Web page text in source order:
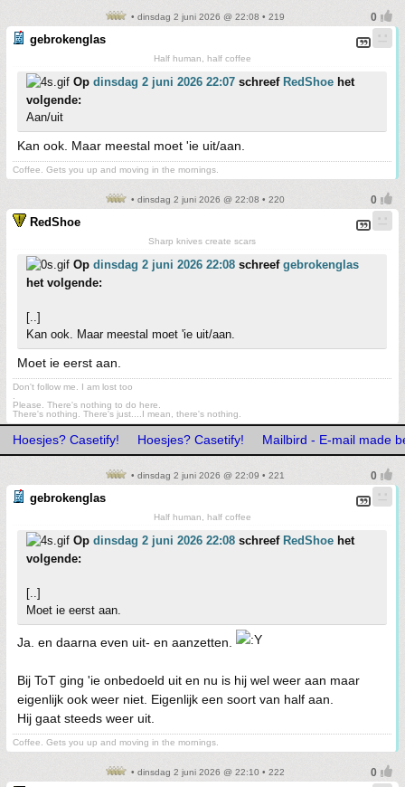
• dinsdag 2 juni 2026 @ 22:08 • 219
gebrokenglas
Half human, half coffee
Op dinsdag 2 juni 2026 22:07 schreef RedShoe het
volgende:
Aan/uit
Kan ook. Maar meestal moet 'ie uit/aan.
Coffee. Gets you up and moving in the mornings.
• dinsdag 2 juni 2026 @ 22:08 • 220
RedShoe
Sharp knives create scars
Op dinsdag 2 juni 2026 22:08 schreef gebrokenglas
het volgende:
[..]
Kan ook. Maar meestal moet 'ie uit/aan.
Moet ie eerst aan.
Don't follow me. I am lost too
Please. There's nothing to do here.
There's nothing. There's just....I mean, there's nothing.
Hoesjes? Casetify! Hoesjes? Casetify! Mailbird - E-mail made
• dinsdag 2 juni 2026 @ 22:09 • 221
gebrokenglas
Half human, half coffee
Op dinsdag 2 juni 2026 22:08 schreef RedShoe het
volgende:
[..]
Moet ie eerst aan.
Ja. en daarna even uit- en aanzetten.
Bij ToT ging 'ie onbedoeld uit en nu is hij wel weer aan maar
eigenlijk ook weer niet. Eigenlijk een soort van half aan.
Hij gaat steeds weer uit.
Coffee. Gets you up and moving in the mornings.
• dinsdag 2 juni 2026 @ 22:10 • 222